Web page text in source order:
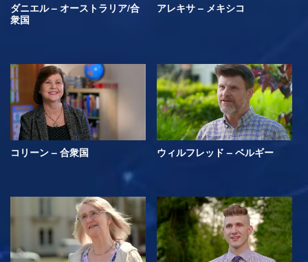
ダニエル – オーストラリア/合
衆国
アレキサ – メキシコ
コリーン – 合衆国 ウィルフレッド – ベルギー